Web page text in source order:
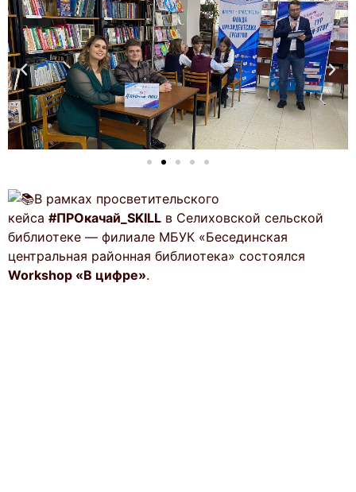
В рамках просветительского
кейса #ПРОкачай_SKILL в Селиховской сельской
библиотеке — филиале МБУК «Бесединская
центральная районная библиотека» состоялся
Workshop «В цифре».